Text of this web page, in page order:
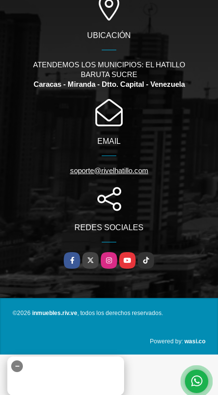
UBICACIÓN
ATENDEMOS LOS MUNICIPIOS: EL HATILLO
BARUTA SUCRE
Caracas - Miranda - Dtto. Capital - Venezuela
EMAIL
soporte@rivelhatillo.com
REDES SOCIALES
Facebook
X InstagramYouTubeTikTok
©2026 inmuebles.riv.ve, todos los derechos reservados.
Powered by: wasi.co
−